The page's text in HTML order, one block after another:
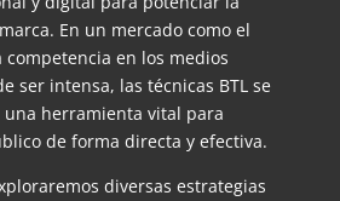
En un mercado como el
en los medios
ser intensa, las técnicas BTL se
herramienta vital para
de forma directa y efectiva.
diversas estrategias